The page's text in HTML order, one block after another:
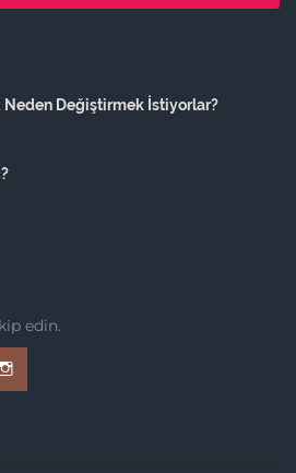
Neden Değiştirmek İstiyorlar?
edin.